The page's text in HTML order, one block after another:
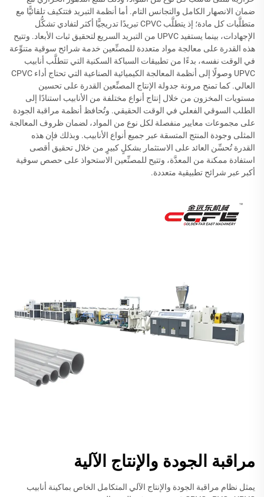
ضمان الانصهار الكامل والتجانس التام. أما أنظمة التبريد فتتكيف تلقائيًّا مع
متطلَّبات كل مادة؛ إذ يتطلَّب CPVC تبريدًا تدريجيًّا أكثر لتفادي تشكُّل
الإجهادات، بينما يستفيد UPVC من التبريد السريع لتحقيق ثبات الأبعاد. وتتيح
هذه القدرة على معالجة مواد متعددة للمصنِّعين خدمة شرائح سوقية متنوِّعة
في الوقت نفسه، بدءًا من تطبيقات السباكة السكنية التي تتطلَّب أنابيب
UPVC وصولًا إلى أنظمة المعالجة الكيميائية الصناعية التي تحتاج أداء CPVC
العالي. كما تمنح مرونة جدولة الإنتاج المصنِّعين القدرة على تحسين
مستويات المخزون من خلال إنتاج أنواع مختلفة من الأنابيب استنادًا إلى
الطلب السوقي الفعلي في الوقت الحقيقي. وتُحافظ أنظمة مراقبة الجودة
على مجموعات معايير منفصلة لكل نوع من المواد، لضمان ظروف المعالجة
المثلى وجودة المنتج المتسقة عبر جميع أنواع الأنابيب. وبذلك فإن هذه
القدرة تُحسِّن العائد على الاستثمار بشكلٍ كبيرٍ من خلال تحقيق أقصى
استفادة ممكنة من المعدَّة، وتتيح للمصنِّعين الاستحواذ على حصص سوقية
أكبر عبر شرائح تطبيقية متعددة.
مراقبة الجودة والإنتاج الآلية
يمثل نظام مراقبة الجودة والإنتاج الآلي المتكامل الخاص بماكينة أنابيب